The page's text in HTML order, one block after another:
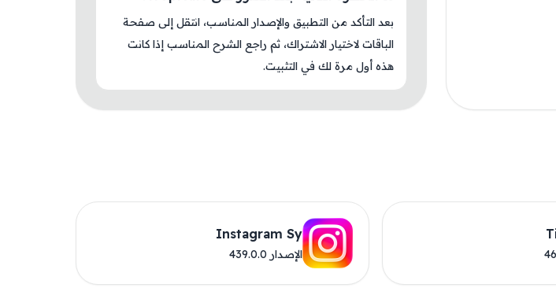
بعد التأكد من التطبيق والإصدار المناسب، انتقل إلى صفحة
الباقات لاختيار الاشتراك، ثم راجع الشرح المناسب إذا كانت
هذه أول مرة لك في التثبيت.
Instagram Sy
الإصدار 439.0.0